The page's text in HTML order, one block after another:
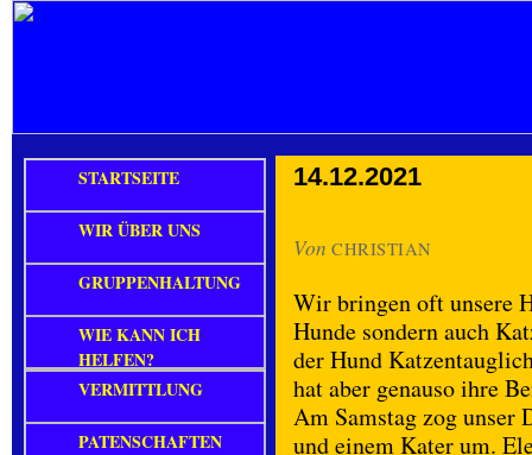
14.12.2021
Von CHRISTIAN
Wir bringen oft unsere
Hunde sondern auch
der Hund
hat aber genauso ihre
Am Samstag zog unser
und einem Kater um.
STARTSEITE
WIR ÜBER UNS
GRUPPENHALTUNG
WIE KANN ICH
HELFEN?
VERMITTLUNG
PATENSCHAFTEN